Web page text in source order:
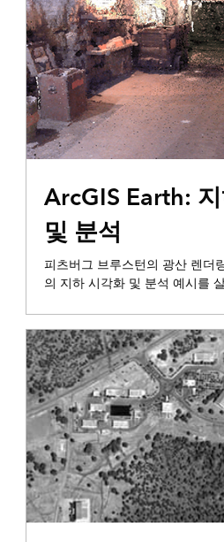
ArcGIS Earth:
및 분석
피츠버그 브루스턴의 광산 렌더
의 지하 시각화 및 분석 예시를